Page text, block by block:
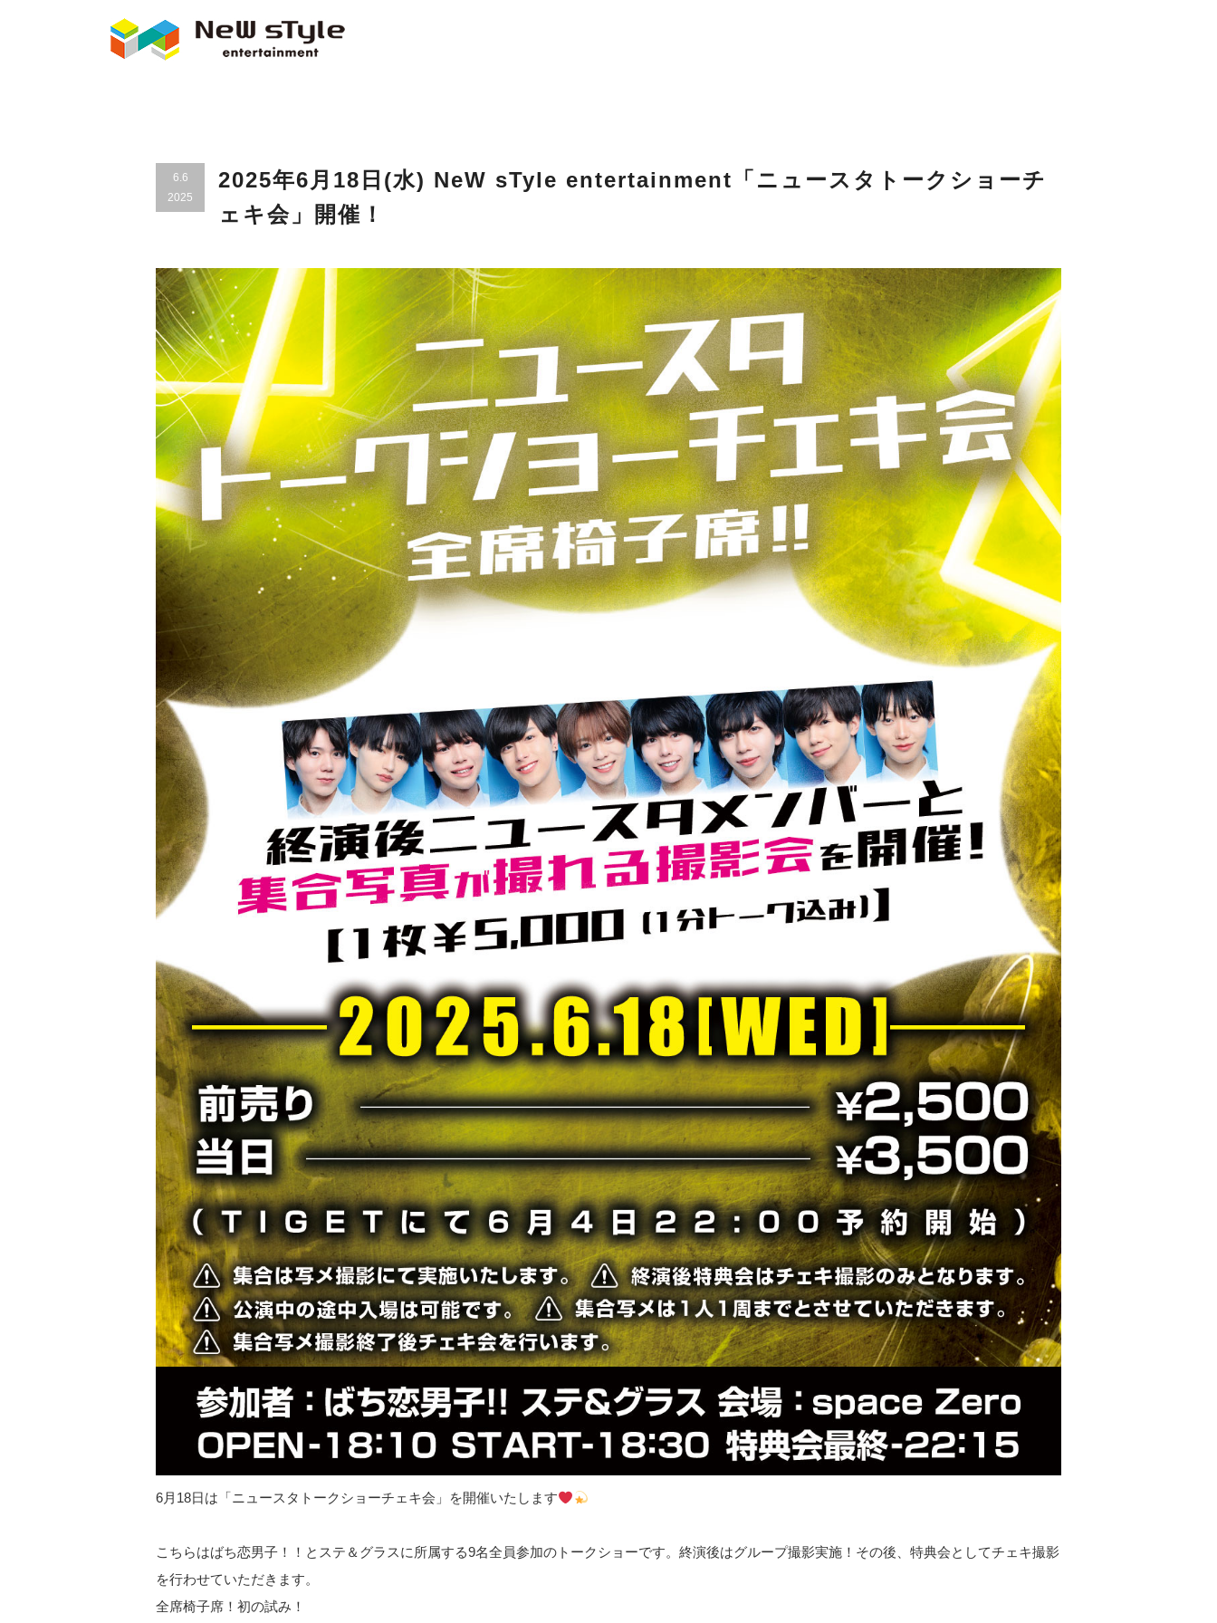
6.6
2025
2025年6月18日(水) NeW sTyle entertainment「ニュースタトークショーチ
ェキ会」開催！
6月18日は「ニュースタトークショーチェキ会」を開催いたします
こちらはばち恋男子！！とステ＆グラスに所属する9名全員参加のトークショーです。終演後はグループ撮影実施！その後、特典会としてチェキ撮影
を行わせていただきます。
全席椅子席！初の試み！